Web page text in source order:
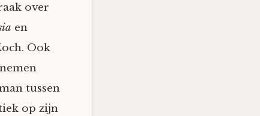
over
en
Ook
nemen
tussen
op zijn